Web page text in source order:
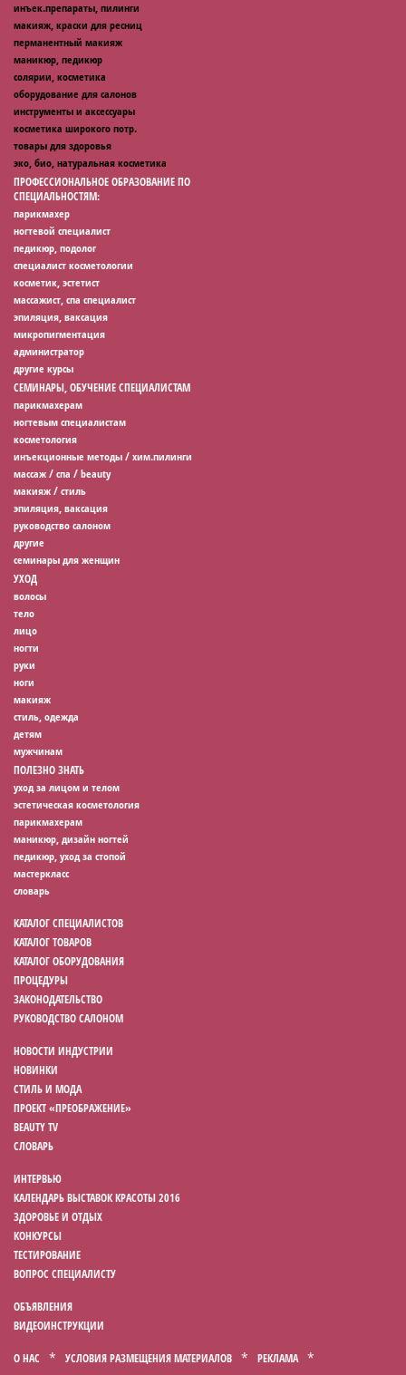
инъек.препараты, пилинги
макияж, краски для ресниц
перманентный макияж
маникюр, педикюр
солярии, косметика
оборудование для салонов
инструменты и аксессуары
косметика широкого потр.
товары для здоровья
эко, био, натуральная косметика
ПРОФЕССИОНАЛЬНОЕ ОБРАЗОВАНИЕ ПО
СПЕЦИАЛЬНОСТЯМ:
парикмахер
ногтевой специалист
педикюр, подолог
специалист косметологии
косметик, эстетист
массажист, спа специалист
эпиляция, ваксация
микропигментация
администратор
другие курсы
СЕМИНАРЫ, ОБУЧЕНИЕ СПЕЦИАЛИСТАМ
парикмахерам
ногтевым специалистам
косметология
инъекционные методы / хим.пилинги
массаж / спа / beauty
макияж / стиль
эпиляция, ваксация
руководство салоном
другие
семинары для женщин
УХОД
волосы
тело
лицо
ногти
руки
ноги
макияж
стиль, одежда
детям
мужчинам
ПОЛЕЗНО ЗНАТЬ
уход за лицом и телом
эстетическая косметология
парикмахерам
маникюр, дизайн ногтей
педикюр, уход за стопой
мастеркласс
словарь
КАТАЛОГ СПЕЦИАЛИСТОВ
КАТАЛОГ ТОВАРОВ
КАТАЛОГ ОБОРУДОВАНИЯ
ПРОЦЕДУРЫ
ЗАКОНОДАТЕЛЬСТВО
РУКОВОДСТВО САЛОНОМ
НОВОСТИ ИНДУСТРИИ
НОВИНКИ
СТИЛЬ И МОДА
ПРОЕКТ «ПРЕОБРАЖЕНИЕ»
BEAUTY TV
СЛОВАРЬ
ИНТЕРВЬЮ
КАЛЕНДАРЬ ВЫСТАВОК КРАСОТЫ 2016
ЗДОРОВЬЕ И ОТДЫХ
КОНКУРСЫ
ТЕСТИРОВАНИЕ
ВОПРОС СПЕЦИАЛИСТУ
ОБЪЯВЛЕНИЯ
ВИДЕОИНСТРУКЦИИ
О НАС УСЛОВИЯ РАЗМЕЩЕНИЯ МАТЕРИАЛОВ
РЕКЛАМА